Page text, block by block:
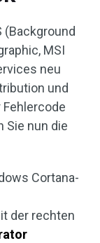
(Background
MSI
neu
und
Sie nun die
Cortana-
der rechten